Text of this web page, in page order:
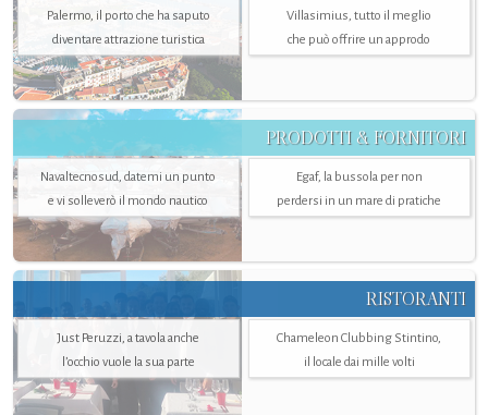
Palermo, il porto che ha saputo
diventare attrazione turistica
Villasimius, tutto il meglio
che può offrire un approdo
PRODOTTI & FORNITORI
Navaltecnosud, datemi un punto
e vi solleverò il mondo nautico
Egaf, la bussola per non
perdersi in un mare di pratiche
RISTORANTI
Just Peruzzi, a tavola anche
l’occhio vuole la sua parte
Chameleon Clubbing Stintino,
il locale dai mille volti